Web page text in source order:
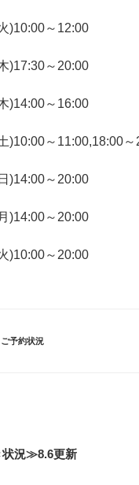
)10:00～12:00
)17:30～20:00
)14:00～16:00
)10:00～11:00,18:00～
)14:00～20:00
)14:00～20:00
)10:00～20:00
カ
ご予約状況
状況≫8.6更新